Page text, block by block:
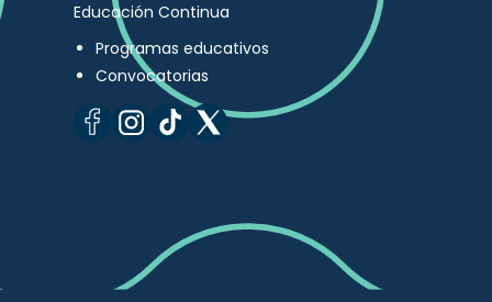
Educación Continua
Programas educativos
Convocatorias